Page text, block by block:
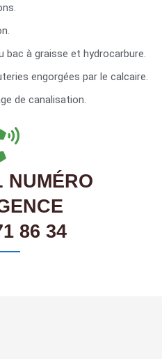
bac à graisse et hydrocarbure.
engorgées par le calcaire.
de canalisation.
NUMÉRO
86 34